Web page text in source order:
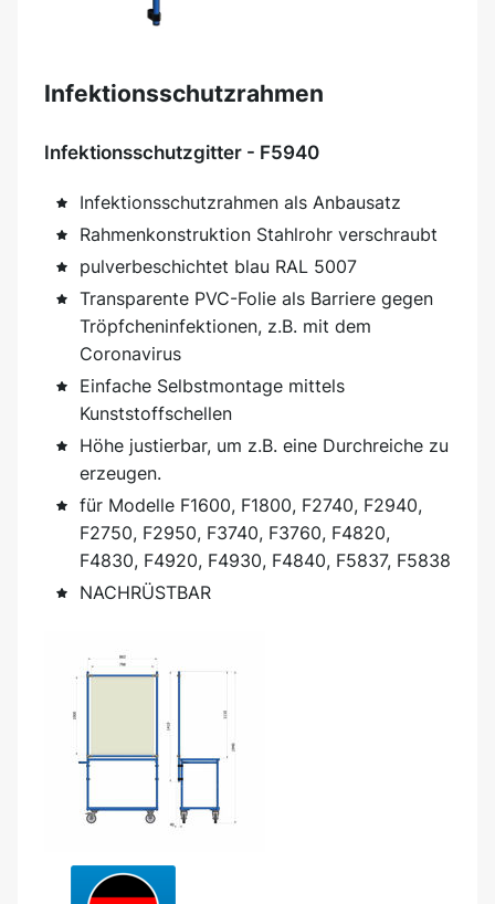
Infektionsschutzrahmen
Infektionsschutzgitter - F5940
Infektionsschutzrahmen als Anbausatz
Rahmenkonstruktion Stahlrohr verschraubt
pulverbeschichtet blau RAL 5007
Transparente PVC-Folie als Barriere gegen
Tröpfcheninfektionen, z.B. mit dem
Coronavirus
Einfache Selbstmontage mittels
Kunststoffschellen
Höhe justierbar, um z.B. eine Durchreiche zu
erzeugen.
für Modelle F1600, F1800, F2740, F2940,
F2750, F2950, F3740, F3760, F4820,
F4830, F4920, F4930, F4840, F5837, F5838
NACHRÜSTBAR